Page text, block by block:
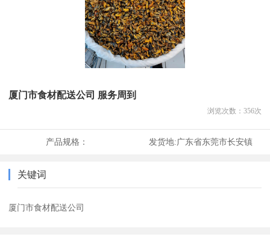
厦门市食材配送公司 服务周到
浏览次数： 356次
产品规格： 发货地:广东省东莞市长安镇
关键词
厦门市食材配送公司